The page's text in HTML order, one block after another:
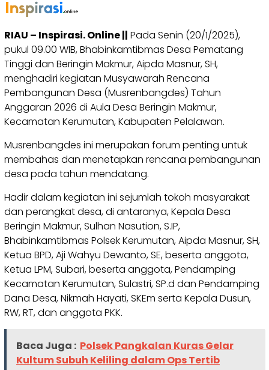
RIAU – Inspirasi. Online || Pada Senin (20/1/2025),
pukul 09.00 WIB, Bhabinkamtibmas Desa Pematang
Tinggi dan Beringin Makmur, Aipda Masnur, SH,
menghadiri kegiatan Musyawarah Rencana
Pembangunan Desa (Musrenbangdes) Tahun
Anggaran 2026 di Aula Desa Beringin Makmur,
Kecamatan Kerumutan, Kabupaten Pelalawan.
Musrenbangdes ini merupakan forum penting untuk
membahas dan menetapkan rencana pembangunan
desa pada tahun mendatang.
Hadir dalam kegiatan ini sejumlah tokoh masyarakat
dan perangkat desa, di antaranya, Kepala Desa
Beringin Makmur, Sulhan Nasution, S.IP,
Bhabinkamtibmas Polsek Kerumutan, Aipda Masnur, SH,
Ketua BPD, Aji Wahyu Dewanto, SE, beserta anggota,
Ketua LPM, Subari, beserta anggota, Pendamping
Kecamatan Kerumutan, Sulastri, SP.d dan Pendamping
Dana Desa, Nikmah Hayati, SKEm serta Kepala Dusun,
RW, RT, dan anggota PKK.
Baca Juga : Polsek Pangkalan Kuras Gelar
Kultum Subuh Keliling dalam Ops Tertib